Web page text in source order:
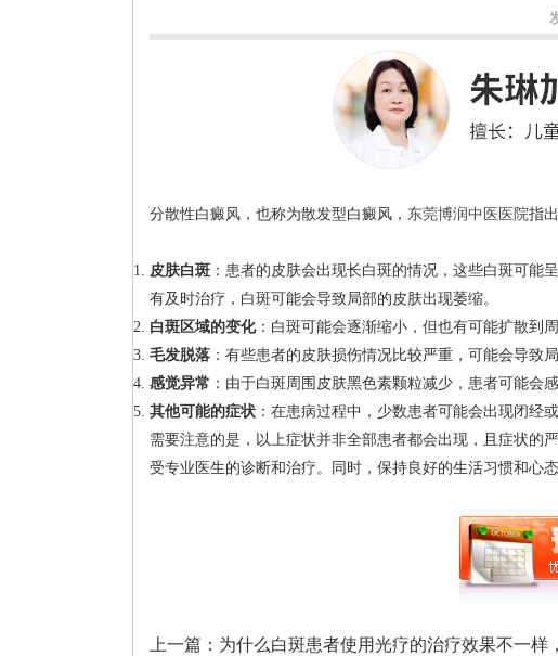
分散性白癜风，也称为散发型白癜风， 东莞博润中医医院指
皮肤白斑 ：患者的皮肤会出现长白斑的情况，这些白斑可
有及时治疗，白斑可能会导致局部的皮肤出现萎缩。
白斑区域的变化：白斑可能会逐渐缩小，但也有可能扩散到
毛发脱落 ：有些患者的皮肤损伤情况比较严重，可能会导致
感觉异常 ：由于白斑周围皮肤黑色素颗粒减少，患者可能会
其他可能的症状 ：在患病过程中，少数患者可能会出现闭经
需要注意的是，以上症状并非全部患者都会出现，且症状的
受专业医生的诊断和治疗。同时，保持良好的生活习惯和心
上一篇： 为什么白斑患者使用光疗的治疗效果不一样